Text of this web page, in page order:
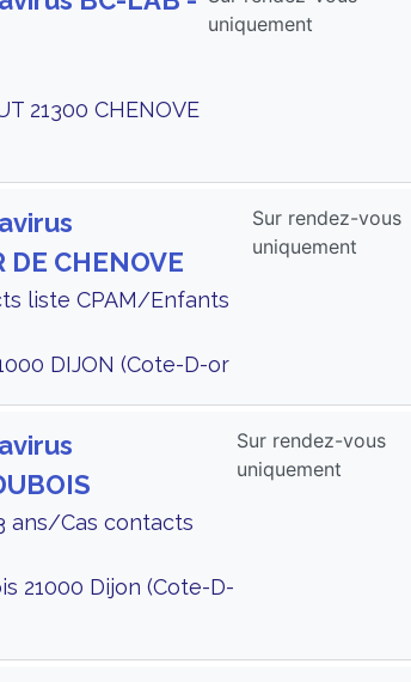
21300 CHENOVE
uniquement
DE CHENOVE
liste CPAM/Enfants
DIJON (Cote-D-or
Sur rendez-vous
uniquement
ans/Cas contacts
21000 Dijon (Cote-D-
Sur rendez-vous
uniquement